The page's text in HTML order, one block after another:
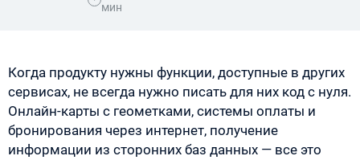
мин
Когда продукту нужны функции, доступные в других
сервисах, не всегда нужно писать для них код с нуля.
Онлайн-карты с геометками, системы оплаты и
бронирования через интернет, получение
информации из сторонних баз данных — все это